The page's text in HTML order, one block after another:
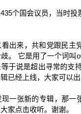
个国会议员，当时投
出来，共和党跟民主
。 它是用了一个词叫
于说是超出寻常的支
已经上线，大家可以出
一张新的专辑，那一
家点击收听。谢谢。